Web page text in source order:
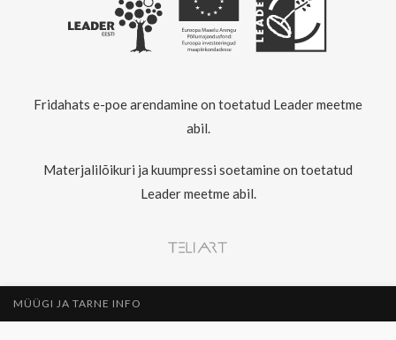
Fridahats e-poe arendamine on toetatud Leader meetme
abil.
Materjalilõikuri ja kuumpressi soetamine on toetatud
Leader meetme abil.
MÜÜGI JA TARNE INFO